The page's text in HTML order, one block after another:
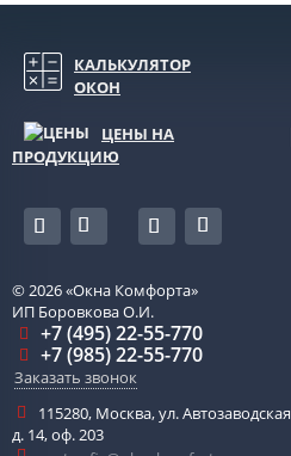
КАЛЬКУЛЯТОР
ОКОН
ЦЕНЫ НА
ПРОДУКЦИЮ
© 2026«Окна Комфорта»
ИП Боровкова О.И.
+7 (495) 22-55-770
+7 (985) 22-55-770
Заказать звонок
115280, Москва,ул. Автозаводская
д. 14, оф. 203